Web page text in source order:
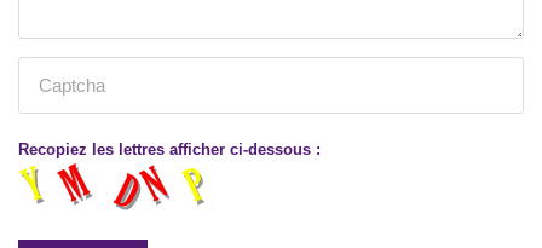
Recopiez les lettres afficher ci-dessous :